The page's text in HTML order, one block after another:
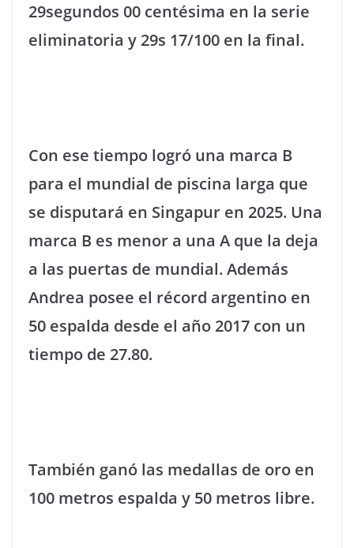
29segundos 00 centésima en la serie
eliminatoria y 29s 17/100 en la final.
Con ese tiempo logró una marca B
para el mundial de piscina larga que
se disputará en Singapur en 2025. Una
marca B es menor a una A que la deja
a las puertas de mundial. Además
Andrea posee el récord argentino en
50 espalda desde el año 2017 con un
tiempo de 27.80.
También ganó las medallas de oro en
100 metros espalda y 50 metros libre.